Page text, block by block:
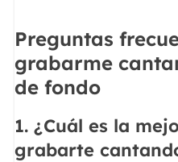
Preguntas
grabarme
de fondo
1. ¿Cuál es la
grabarte